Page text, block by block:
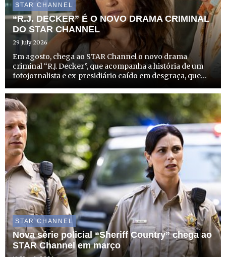
STAR CHANNEL
“R.J. DECKER” É O NOVO DRAMA CRIMINAL
DO STAR CHANNEL
29 July 2026
Em agosto, chega ao STAR Channel o novo drama
criminal “R.J. Decker”, que acompanha a história de um
fotojornalista e ex-presidiário caído em desgraça, que
solarengo e criminoso Sul da Flórida. A estreia desta
produção que com...
STAR CHANNEL
Nova série policial “Sheriff Country” chega ao
STAR Channel em março